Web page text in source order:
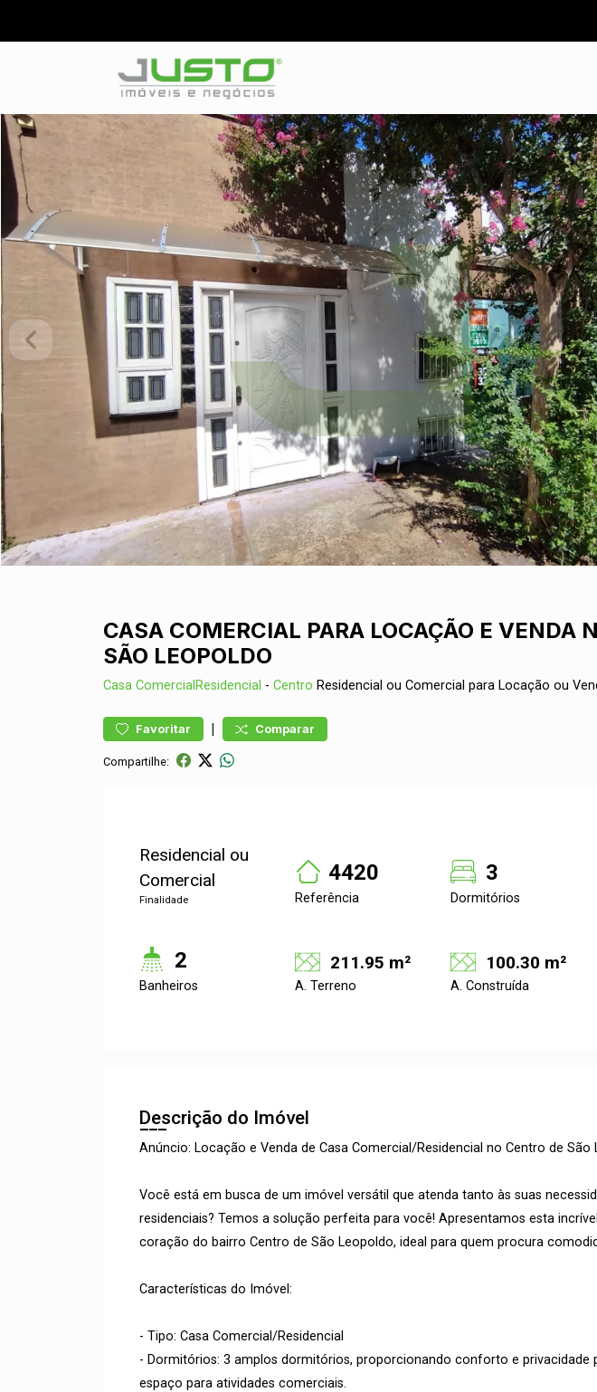
CASA COMERCIAL PARA LOCAÇÃO E VENDA
SÃO LEOPOLDO
Casa ComercialResidencial - Centro Residencial ou Comercial para Locação ou
Favoritar | Comparar
Compartilhe:
Residencial ou
Comercial
Finalidade
4420
Referência
3
Dormitórios
2
Banheiros
211.95 m²
A. Terreno
100.30 m²
A. Construída
Descrição do Imóvel
Anúncio: Locação e Venda de Casa Comercial/Residencial no Centro de São
Você está em busca de um imóvel versátil que atenda tanto às suas
residenciais? Temos a solução perfeita para você! Apresentamos esta
coração do bairro Centro de São Leopoldo, ideal para quem procura
Características do Imóvel:
- Tipo: Casa Comercial/Residencial
- Dormitórios: 3 amplos dormitórios, proporcionando conforto e privacidade
espaço para atividades comerciais.